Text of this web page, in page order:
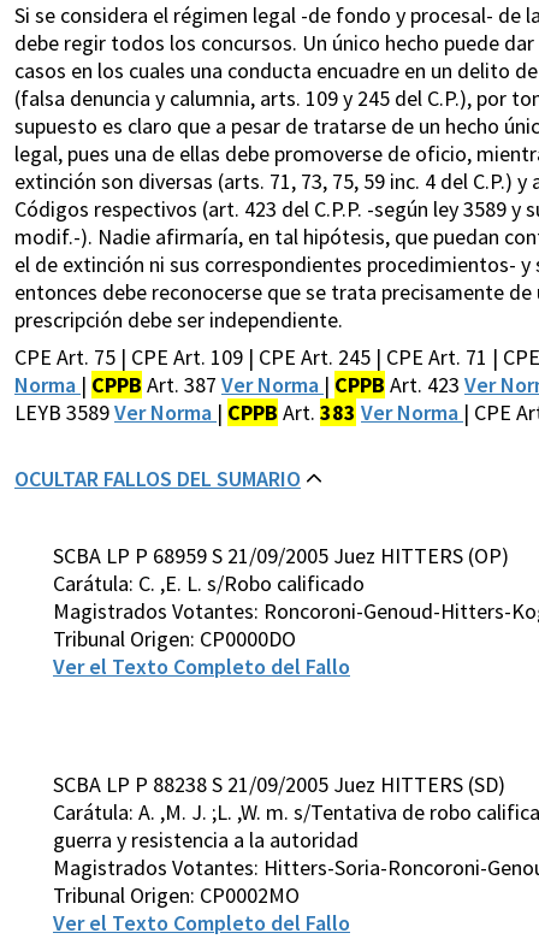
Si se considera el régimen legal -de fondo y procesal- de
debe regir todos los concursos. Un único hecho puede
casos en los cuales una conducta encuadre en un delito
(falsa denuncia y calumnia, arts. 109 y 245 del C.P.), por
supuesto es claro que a pesar de tratarse de un hecho
legal, pues una de ellas debe promoverse de oficio,
extinción son diversas (arts. 71, 73, 75, 59 inc. 4 del
Códigos respectivos (art. 423 del C.P.P. -según ley 3589 y
modif.-). Nadie afirmaría, en tal hipótesis, que puedan
el de extinción ni sus correspondientes procedimientos-
entonces debe reconocerse que se trata precisamente
prescripción debe ser independiente.
CPE Art. 75 | CPE Art. 109 | CPE Art. 245 | CPE Art. 71 |
Norma | CPPB Art. 387 Ver Norma | CPPB Art. 423 Ver
LEYB 3589Ver Norma | CPPB Art. 383 Ver Norma | CPE
OCULTAR FALLOS DEL SUMARIO
SCBA LP P 68959 S 21/09/2005 Juez HITTERS (OP)
Carátula: C. ,E. L. s/Robo calificado
Magistrados Votantes: Roncoroni-Genoud-Hitters-
Tribunal Origen: CP0000DO
Ver el Texto Completo del Fallo
SCBA LP P 88238 S 21/09/2005 Juez HITTERS (SD)
Carátula: A. ,M. J. ;L. ,W. m. s/Tentativa de robo
guerra y resistencia a la autoridad
Magistrados Votantes: Hitters-Soria-Roncoroni-
Tribunal Origen: CP0002MO
Ver el Texto Completo del Fallo